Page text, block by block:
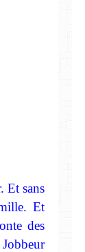
Et sans
Et
des